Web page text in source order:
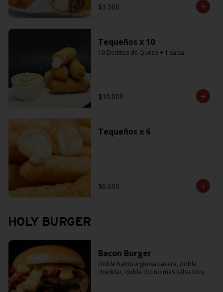
$3.500
Tequeños x 10
10 Deditos de Queso + 1 salsa
$10.000
Tequeños x 6
$6.000
HOLY BURGER
Bacon Burger
Doble hamburguesa casera, doble
cheddar, doble tocino mas salsa bbq